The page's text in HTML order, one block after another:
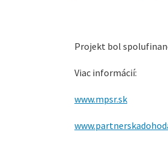
Projekt bol
Viac informácií:
www.mpsr.sk